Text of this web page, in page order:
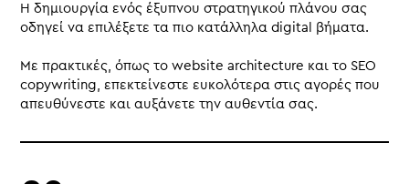
Η δημιουργία ενός έξυπνου στρατηγικού πλάνου σας
οδηγεί να επιλέξετε τα πιο κατάλληλα digital βήματα.
Με πρακτικές, όπως το website architecture και το SEO
copywriting, επεκτείνεστε ευκολότερα στις αγορές που
απευθύνεστε και αυξάνετε την αυθεντία σας.